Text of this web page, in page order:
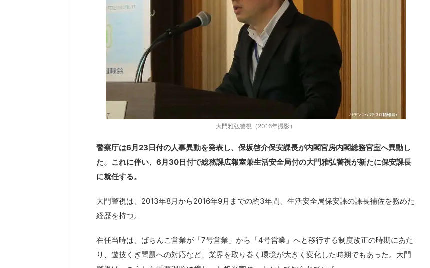
大門雅弘警視（2016年撮影）
警察庁は6月23日付の人事異動を発表し、保坂啓介保安課長が内閣官房内閣総務官室へ異動し
た。これに伴い、6月30日付で総務課広報室兼生活安全局付の大門雅弘警視が新たに保安課長
に就任する。
大門警視は、2013年8月から2016年9月までの約3年間、生活安全局保安課の課長補佐を務めた
経歴を持つ。
在任当時は、ぱちんこ営業が「7号営業」から「4号営業」へと移行する制度改正の時期にあた
り、遊技くぎ問題への対応など、業界を取り巻く環境が大きく変化した時期でもあった。大門